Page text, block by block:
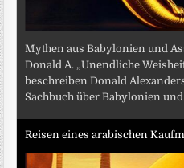
Mythen aus Babylonien und
Donald A. „Unendliche
beschreiben Donald
Sachbuch über Babylonien
Reisen eines arabischen